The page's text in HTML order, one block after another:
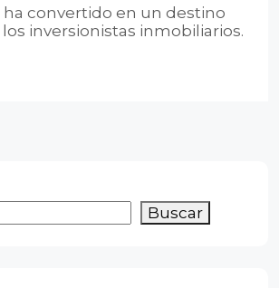
ha convertido en un destino
inversionistas inmobiliarios.
Buscar